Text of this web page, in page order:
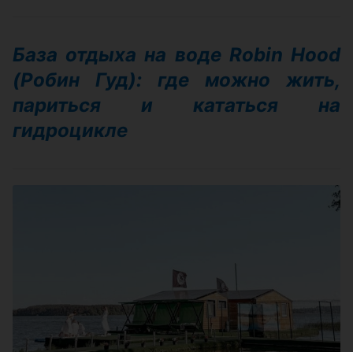
База отдыха на воде Robin Hood
(Робин Гуд): где можно жить,
париться и кататься на
гидроцикле